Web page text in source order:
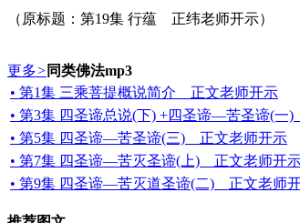
（原标题：第19集 行蕴 正纬老师开示）
更多> 同类佛法mp3
• 第1集 三乘菩提概说简介 正文老师开示
• 第3集 四圣谛总说(下) +四圣谛—苦圣谛(
• 第5集 四圣谛—苦圣谛(三) 正文老师开示
• 第7集 四圣谛—苦灭圣谛(上) 正文老师开
• 第9集 四圣谛—苦灭道圣谛(二) 正文老师